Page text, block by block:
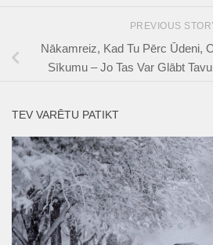
PREVIOUS
Nākamreiz, Kad Tu Pērc Ūdeni,
Sīkumu – Jo Tas Var Glābt
TEV VARĒTU PATIKT